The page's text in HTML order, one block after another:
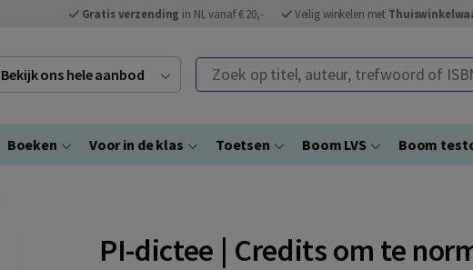
Gratis verzending in NL vanaf € 20,- Veilig winkelen met
Bekijk ons hele aanbod Zoek op titel, auteur, trefwoord of ISBN
Boeken Voor in de klas Toetsen Boom LVS Boom
PI-dictee | Credits om te